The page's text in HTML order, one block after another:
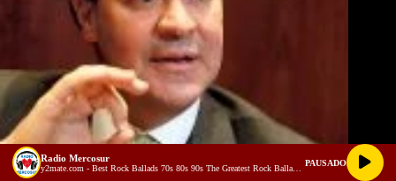
Radio Mercosur
y2mate.com - Best Rock Ballads 70s 80s 90s The Greatest Rock Ballads Of All Time
PAUSADO